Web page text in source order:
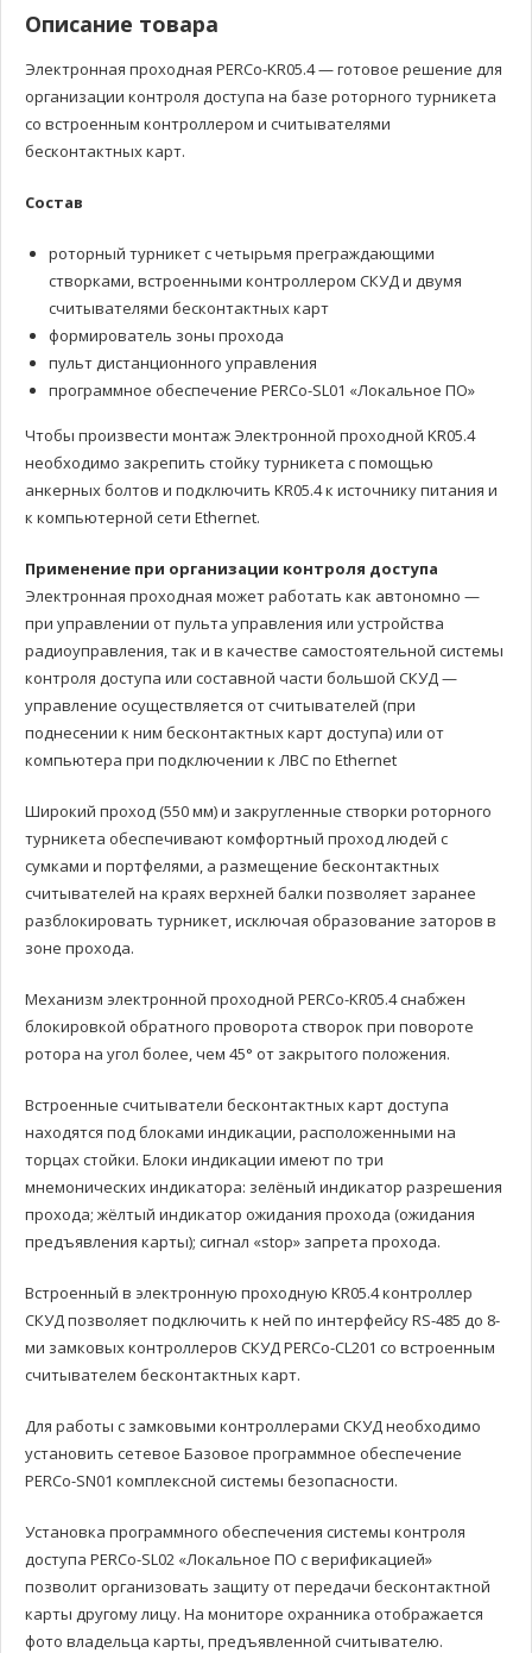
Описание товара
Электронная проходная PERCo-KR05.4 — готовое решение для
организации контроля доступа на базе роторного турникета
со встроенным контроллером и считывателями
бесконтактных карт.
Состав
роторный турникет с четырьмя преграждающими
створками, встроенными контроллером СКУД и двумя
считывателями бесконтактных карт
формирователь зоны прохода
пульт дистанционного управления
программное обеспечение PERCo-SL01 «Локальное ПО»
Чтобы произвести монтаж Электронной проходной KR05.4
необходимо закрепить стойку турникета с помощью
анкерных болтов и подключить KR05.4 к источнику питания и
к компьютерной сети Ethernet.
Применение при организации контроля доступа
Электронная проходная может работать как автономно —
при управлении от пульта управления или устройства
радиоуправления, так и в качестве самостоятельной системы
контроля доступа или составной части большой СКУД —
управление осуществляется от считывателей (при
поднесении к ним бесконтактных карт доступа) или от
компьютера при подключении к ЛВС по Ethernet
Широкий проход (550 мм) и закругленные створки роторного
турникета обеспечивают комфортный проход людей с
сумками и портфелями, а размещение бесконтактных
считывателей на краях верхней балки позволяет заранее
разблокировать турникет, исключая образование заторов в
зоне прохода.
Механизм электронной проходной PERCo-KR05.4 снабжен
блокировкой обратного проворота створок при повороте
ротора на угол более, чем 45° от закрытого положения.
Встроенные считыватели бесконтактных карт доступа
находятся под блоками индикации, расположенными на
торцах стойки. Блоки индикации имеют по три
мнемонических индикатора: зелёный индикатор разрешения
прохода; жёлтый индикатор ожидания прохода (ожидания
предъявления карты); сигнал «stop» запрета прохода.
Встроенный в электронную проходную KR05.4 контроллер
СКУД позволяет подключить к ней по интерфейсу RS-485 до 8-
ми замковых контроллеров СКУД PERCo-CL201 со встроенным
считывателем бесконтактных карт.
Для работы с замковыми контроллерами СКУД необходимо
установить сетевое Базовое программное обеспечение
PERCo-SN01 комплексной системы безопасности.
Установка программного обеспечения системы контроля
доступа PERCo-SL02 «Локальное ПО с верификацией»
позволит организовать защиту от передачи бесконтактной
карты другому лицу. На мониторе охранника отображается
фото владельца карты, предъявленной считывателю.